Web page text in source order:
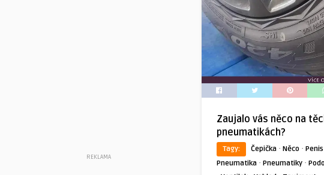
REKLAMA
Zaujalo vás něco na
pneumatikách?
Tagy: Čepička · Něco · Penis
Pneumatika · Pneumatiky ·